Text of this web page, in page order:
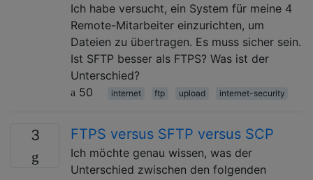
Ich habe versucht, ein System für meine 4
Remote-Mitarbeiter einzurichten, um
Dateien zu übertragen. Es muss sicher sein.
Ist SFTP besser als FTPS? Was ist der
Unterschied?
50
internet ftp upload internet-security
3 FTPS versus SFTP versus SCP
Ich möchte genau wissen, was der
Unterschied zwischen den folgenden